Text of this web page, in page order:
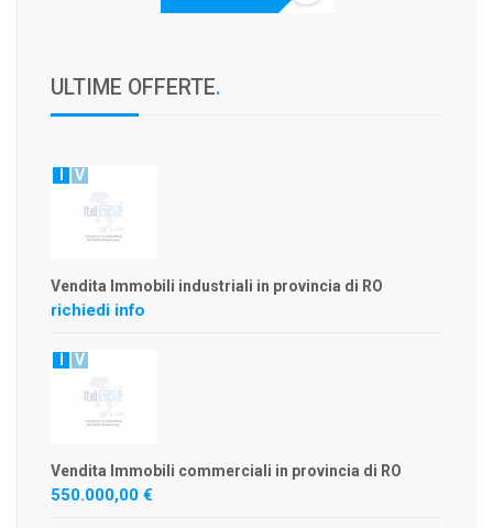
ULTIME OFFERTE.
V
Vendita Immobili industriali in provincia di RO
richiedi info
V
Vendita Immobili commerciali in provincia di RO
550.000,00 €